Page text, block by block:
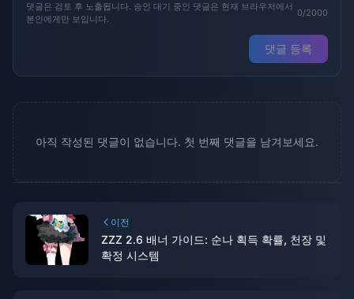
댓글은 검토 후 노출됩니다. 승인 대기 중인 댓글은 현재 브라우저에서
본인에게만 보입니다.
0/2000
댓글 등록
아직 작성된 댓글이 없습니다. 첫 번째 댓글을 남겨보세요.
이전
ZZZ 2.6 배너 가이드: 순나 획득 확률, 천장 및
확정 시스템